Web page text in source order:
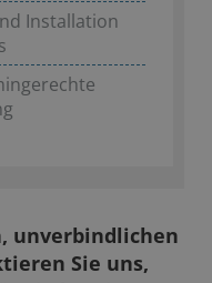
Installation
unverbindlichen
Sie uns,